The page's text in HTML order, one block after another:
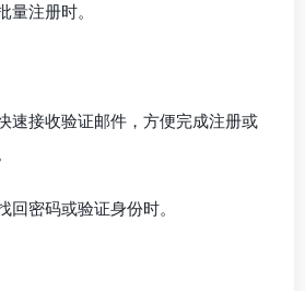
量注册时。
速接收验证邮件，方便完成注册或
密码或验证身份时。